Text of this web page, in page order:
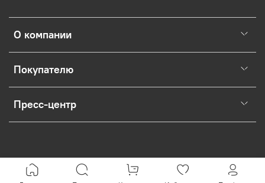
О компании
Покупателю
Пресс-центр